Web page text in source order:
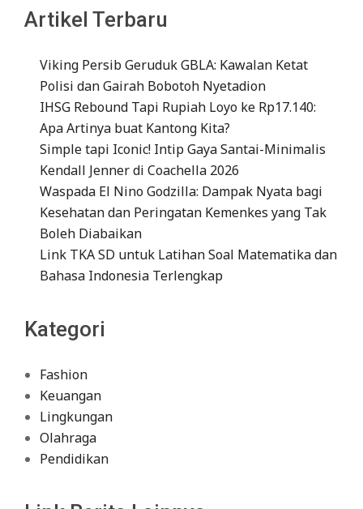
Artikel Terbaru
Viking Persib Geruduk GBLA: Kawalan Ketat
Polisi dan Gairah Bobotoh Nyetadion
IHSG Rebound Tapi Rupiah Loyo ke Rp17.140:
Apa Artinya buat Kantong Kita?
Simple tapi Iconic! Intip Gaya Santai-Minimalis
Kendall Jenner di Coachella 2026
Waspada El Nino Godzilla: Dampak Nyata bagi
Kesehatan dan Peringatan Kemenkes yang Tak
Boleh Diabaikan
Link TKA SD untuk Latihan Soal Matematika dan
Bahasa Indonesia Terlengkap
Kategori
Fashion
Keuangan
Lingkungan
Olahraga
Pendidikan